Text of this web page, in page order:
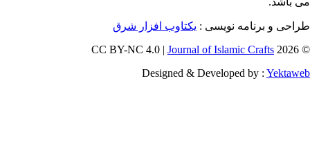
نویسی : یکتاوب افزار شرق
Journal of Islamic
Designed & Developed by :